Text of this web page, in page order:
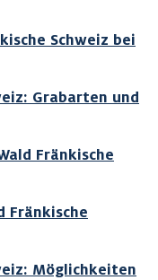
Schweiz bei
Grabarten und
Fränkische
Fränkische
Möglichkeiten